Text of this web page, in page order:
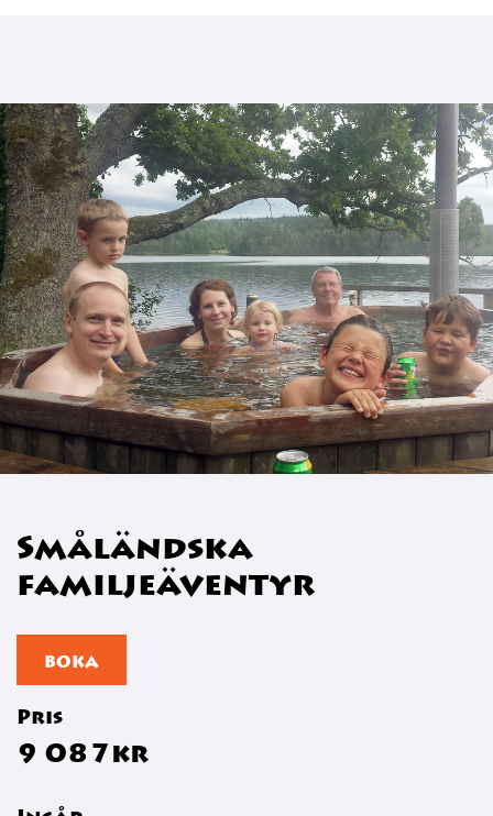
Småländska
familjeäventyr
BOKA
Pris
9 087kr